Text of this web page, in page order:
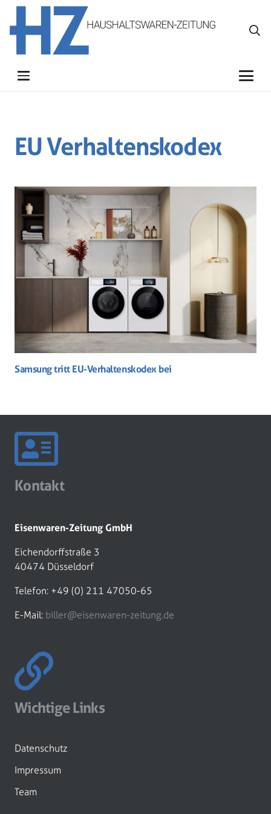
EU Verhaltenskodex
Samsung tritt EU-Verhaltenskodex bei
Kontakt
Eisenwaren-Zeitung GmbH
Eichendorffstraße 3
40474 Düsseldorf
Telefon: +49 (0) 211 47050-65
E-Mail: biller@eisenwaren-zeitung.de
Wichtige Links
Datenschutz
Impressum
Team